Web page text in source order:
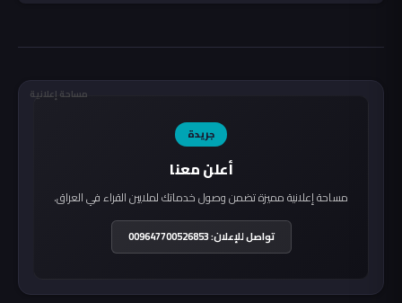
مساحة إعلانية
جريدة
أعلن معنا
مساحة إعلانية مميزة تضمن وصول خدماتك لملايين القراء في العراق.
تواصل للإعلان: 009647700526853